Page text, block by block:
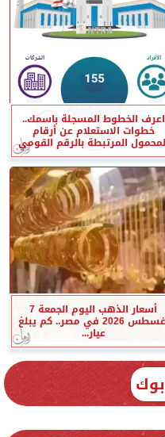
اعرف الخطوط المسجلة باسمك..
خطوات الاستعلام عن أرقام
المرتبطة بالرقم القومي
أسعار الذهب اليوم الجمعة 7
أغسطس 2026 في مصر.. كم يبلغ
عيار...